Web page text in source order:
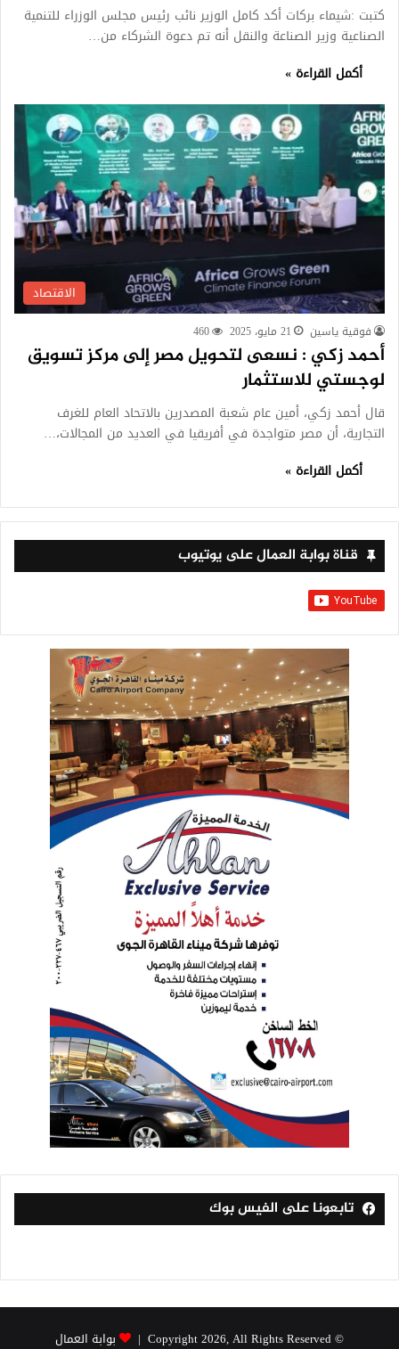
كتبت :شيماء بركات أكد كامل الوزير نائب رئيس مجلس الوزراء للتنمية
الصناعية وزير الصناعة والنقل أنه تم دعوة الشركاء من…
أكمل القراءة »
الاقتصاد
فوقية ياسين 21 مايو، 2025 460
أحمد زكي : نسعى لتحويل مصر إلى مركز تسويق
لوجستي للاستثمار
قال أحمد زكي، أمين عام شعبة المصدرين بالاتحاد العام للغرف
التجارية، أن مصر متواجدة في أفريقيا في العديد من المجالات،…
أكمل القراءة »
قناة بوابة العمال على يوتيوب
تابعونا على الفيس بوك
© Copyright 2026, All Rights Reserved | بوابة العمال